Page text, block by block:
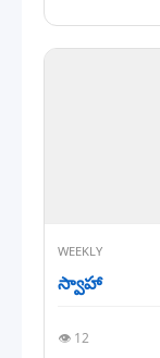
WEEKLY
స్వాహా
👁️ 12